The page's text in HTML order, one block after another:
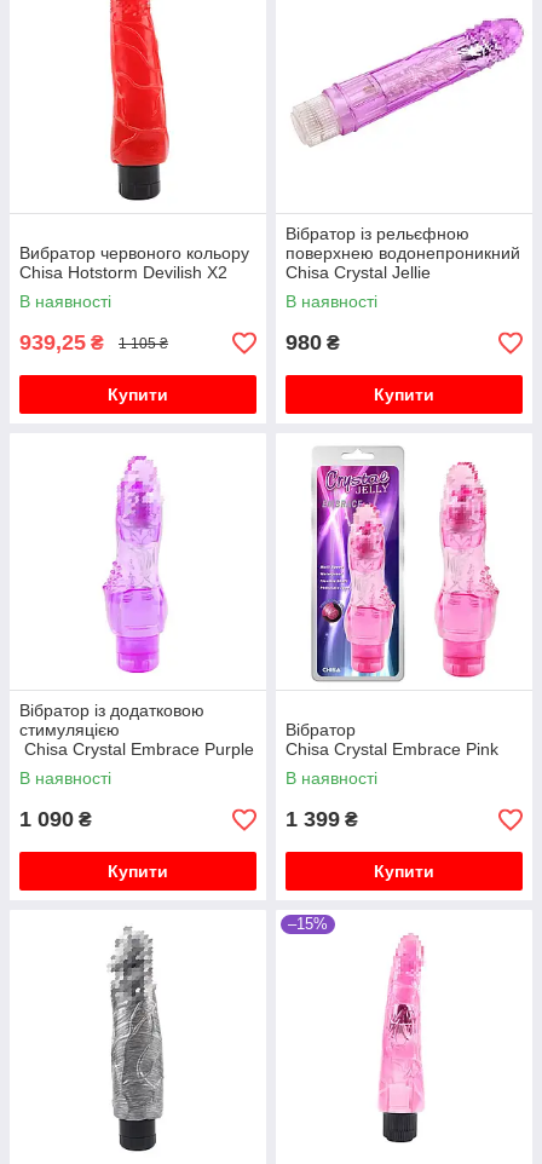
Вибратор червоного кольору
Chisa Hotstorm Devilish X2
В наявності
939,25 ₴ 1 105 ₴
Купити
Вібратор із рельєфною
поверхнею водонепроникний
Chisa Crystal Jellie
В наявності
980 ₴
Купити
Вібратор із додатковою
стимуляцією
Chisa Crystal Embrace Purple
В наявності
1 090 ₴
Купити
Вібратор
Chisa Crystal Embrace Pink
В наявності
1 399 ₴
Купити
–15%